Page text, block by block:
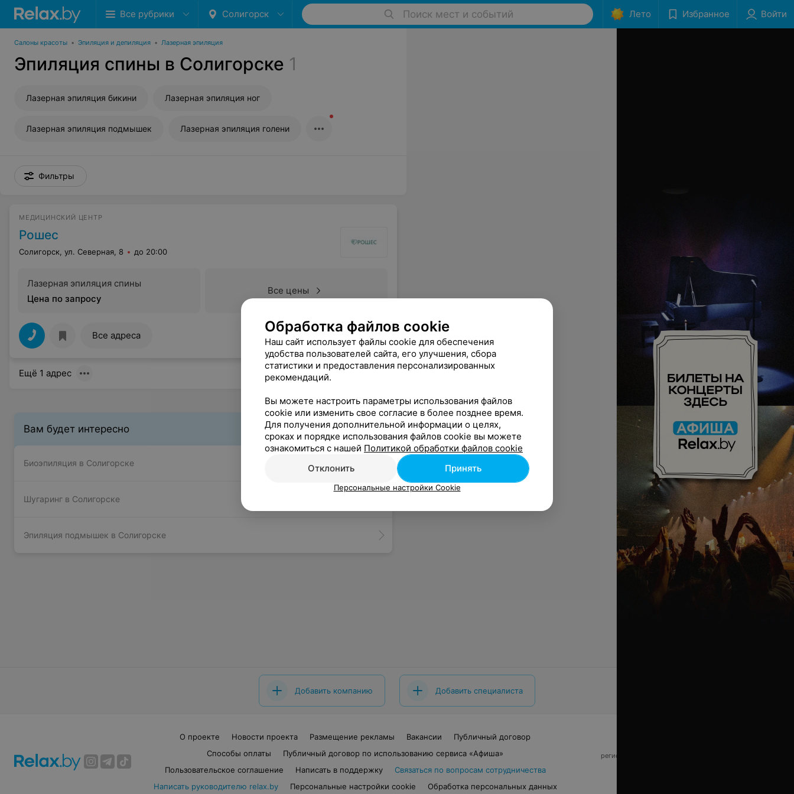
Все рубрики Солигорск Поиск мест и событий Лето Избранное Войти
Салоны красоты • Эпиляция и депиляция • Лазерная эпиляция
Эпиляция спины в Солигорске 1
Лазерная эпиляция бикини Лазерная эпиляция ног
Лазерная эпиляция подмышек Лазерная эпиляция голени
Фильтры
МЕДИЦИНСКИЙ ЦЕНТР
Рошес
Солигорск, ул. Северная, 8 до 20:00
Лазерная эпиляция спины
Цена по запросу
Все цены
Все адреса
Ещё 1 адрес
Вам будет интересно
Биоэпиляция в Солигорске
Шугаринг в Солигорске
Эпиляция подмышек в Солигорске
Добавить компанию Добавить специалиста
О проекте Новости проекта Размещение рекламы Вакансии
Публичный договор
Способы оплаты
Публичный договор по использованию сервиса «Афиша»
Пользовательское соглашение
Написать в поддержку
Связаться по вопросам сотрудничества
Написать руководителю relax.by
Персональные настройки cookie Обработка персональных данных
регистрирующий орган - Минский горисполком
Обработка файлов cookie
Наш сайт использует файлы cookie для обеспечения
удобства пользователей сайта, его улучшения, сбора
статистики и предоставления персонализированных
рекомендаций.
Вы можете настроить параметры использования файлов
cookie или изменить свое согласие в более позднее время.
Для получения дополнительной информации о целях,
сроках и порядке использования файлов cookie вы можете
ознакомиться с нашей Политикой обработки файлов cookie
Отклонить
Принять
Персональные настройки Cookie